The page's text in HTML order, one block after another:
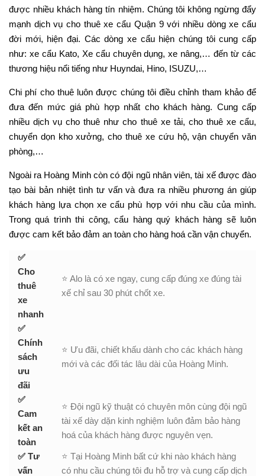
được nhiều khách hàng tín nhiệm. Chúng tôi không ngừng đẩy
mạnh dịch vụ cho thuê xe cẩu Quận 9 với nhiều dòng xe cẩu
đời mới, hiện đại. Các dòng xe cẩu hiện chúng tôi cung cấp
như: xe cẩu Kato, Xe cẩu chuyên dụng, xe nâng,… đến từ các
thương hiệu nổi tiếng như Huyndai, Hino, ISUZU,…
Chi phí cho thuê luôn được chúng tôi điều chỉnh tham khảo để
đưa đến mức giá phù hợp nhất cho khách hàng. Cung cấp
nhiều dịch vụ cho thuê như cho thuê xe tải, cho thuê xe cẩu,
chuyển dọn kho xưởng, cho thuê xe cứu hộ, vận chuyển văn
phòng,…
Ngoài ra Hoàng Minh còn có đội ngũ nhân viên, tài xế được đào
tạo bài bản nhiệt tình tư vấn và đưa ra nhiều phương án giúp
khách hàng lựa chọn xe cẩu phù hợp với nhu cầu của mình.
Trong quá trình thi công, cẩu hàng quý khách hàng sẽ luôn
được cam kết bảo đảm an toàn cho hàng hoá cần vận chuyển.
✅
Cho
thuê
xe
nhanh
⭐ Alo là có xe ngay, cung cấp đúng xe đúng tài
xế chỉ sau 30 phút chốt xe.
✅
Chính
sách
ưu
đãi
⭐ Ưu đãi, chiết khấu dành cho các khách hàng
mới và các đối tác lâu dài của Hoàng Minh.
✅
Cam
kết an
toàn
⭐ Đội ngũ kỹ thuật có chuyên môn cùng đội ngũ
tài xế dày dặn kinh nghiệm luôn đảm bảo hàng
hoá của khách hàng được nguyên vẹn.
✅ Tư
vấn
⭐ Tại Hoàng Minh bất cứ khi nào khách hàng
có nhu cầu chúng tôi đu hỗ trợ và cung cấp dịch